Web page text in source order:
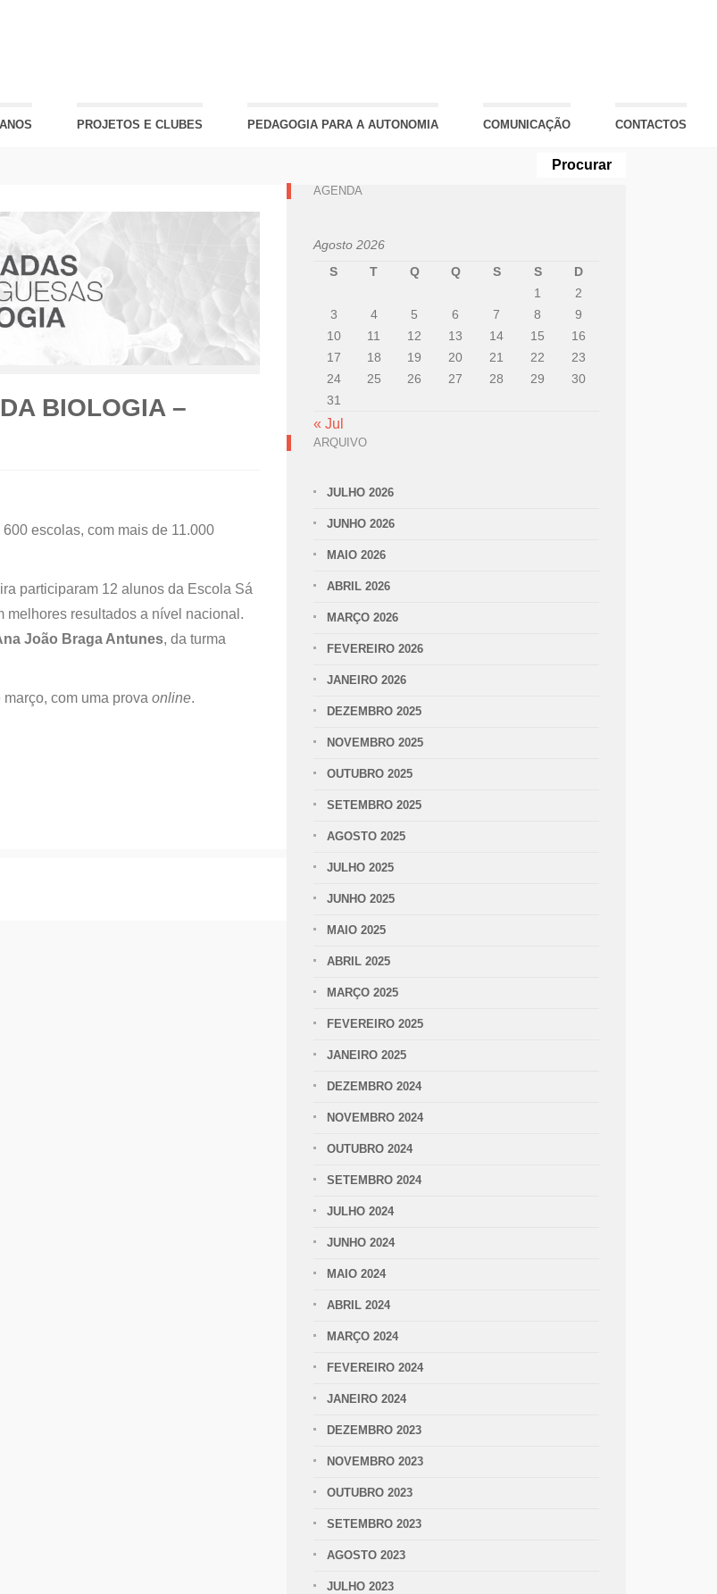
PROJETOS E CLUBES PEDAGOGIA PARA A AUTONOMIA COMUNICAÇÃO CONTACTOS
BIOLOGIA –
escolas, com mais de 11.000
participaram 12 alunos da Escola Sá
melhores resultados a nível nacional.
João Braga Antunes, da turma
com uma prova online.
AGENDA
Agosto 2026
S
T Q Q S S
D
1
2
3
4 5 6 7 8
9
10
11 12 13 14 15
16
17
18 19 20 21 22
23
24
25 26 27 28 29
30
31
« Jul
ARQUIVO
JULHO 2026
JUNHO 2026
MAIO 2026
ABRIL 2026
MARÇO 2026
FEVEREIRO 2026
JANEIRO 2026
DEZEMBRO 2025
NOVEMBRO 2025
OUTUBRO 2025
SETEMBRO 2025
AGOSTO 2025
JULHO 2025
JUNHO 2025
MAIO 2025
ABRIL 2025
MARÇO 2025
FEVEREIRO 2025
JANEIRO 2025
DEZEMBRO 2024
NOVEMBRO 2024
OUTUBRO 2024
SETEMBRO 2024
JULHO 2024
JUNHO 2024
MAIO 2024
ABRIL 2024
MARÇO 2024
FEVEREIRO 2024
JANEIRO 2024
DEZEMBRO 2023
NOVEMBRO 2023
OUTUBRO 2023
SETEMBRO 2023
AGOSTO 2023
JULHO 2023